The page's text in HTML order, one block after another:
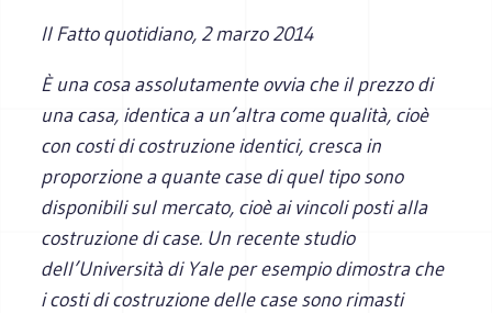
Il Fatto quotidiano, 2 marzo 2014
È una cosa assolutamente ovvia che il prezzo di
una casa, identica a un’altra come qualità, cioè
con costi di costruzione identici, cresca in
proporzione a quante case di quel tipo sono
disponibili sul mercato, cioè ai vincoli posti alla
costruzione di case. Un recente studio
dell’Università di Yale per esempio dimostra che
i costi di costruzione delle case sono rimasti